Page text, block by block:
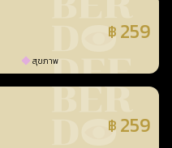
฿ 259
สุขภาพ
฿ 259